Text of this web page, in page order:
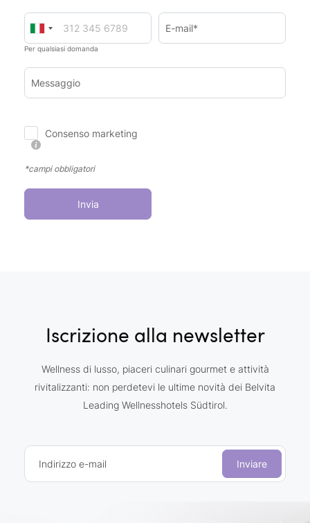
Per qualsiasi domanda
E-mail*
Messaggio
Consenso marketing
*campi obbligatori
Invia
Iscrizione alla newsletter
Wellness di lusso, piaceri culinari gourmet e attività
rivitalizzanti: non perdetevi le ultime novità dei Belvita
Leading Wellnesshotels Südtirol.
Indirizzo e-mail Inviare